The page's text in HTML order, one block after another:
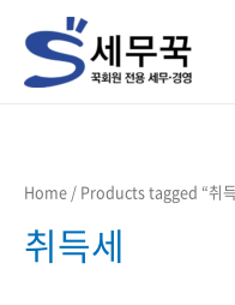
건너뛰기
Home / Products tagged “취
취득세